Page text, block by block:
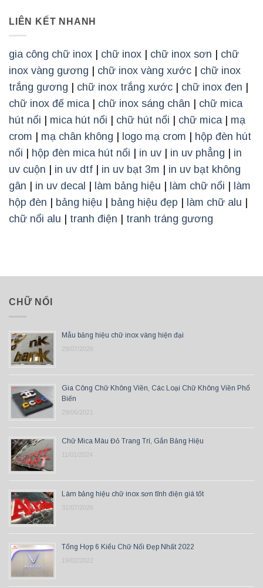
LIÊN KẾT NHANH
gia công chữ inox chữ inox chữ inox sơn
chữ
inox vàng gương
chữ inox vàng xước
chữ inox
trắng gương
chữ inox trắng xước chữ inox đen
chữ inox đế mica| chữ inox sáng chân
chữ mica
hút nổi
mica hút nổi chữ hút nổi chữ mica| mạ
crom
mạ chân không logo mạ crom
hộp đèn hút
nổi
hộp đèn mica hút nổi in uv in uv phẳng
in
uv cuộn
in uv dtf in uv bạt 3m
in uv bạt không
gân
in uv decal làm bảng hiệu làm chữ nổi
làm
hộp đèn
bảng hiệu bảng hiệu đẹp làm chữ alu
chữ nổi alu
tranh điện tranh tráng gương
CHỮ NỔI
Mẫu bảng hiệu chữ inox vàng hiện đại
29/07/2026
Gia Công Chữ Không Viền, Các Loại Chữ Không Viền Phổ
Biến
29/06/2021
Chữ Mica Màu Đỏ Trang Trí, Gắn Bảng Hiệu
11/01/2024
Làm bảng hiệu chữ inox sơn tĩnh điện giá tốt
31/07/2026
Tổng Hợp 6 Kiểu Chữ Nổi Đẹp Nhất 2022
19/02/2022